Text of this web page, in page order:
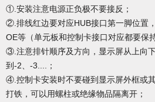
①.安装注意电源正负极不要接反；
②.排线红边要对应HUB接口第一脚
OE等（单元板和控制卡接口对应都要保
③.注意排针顺序及方向，显示屏从上向
到-2、-3....；
④.控制卡安装时不要碰到显示屏外框或
打铁，可以用螺柱或绝缘物品隔离开；